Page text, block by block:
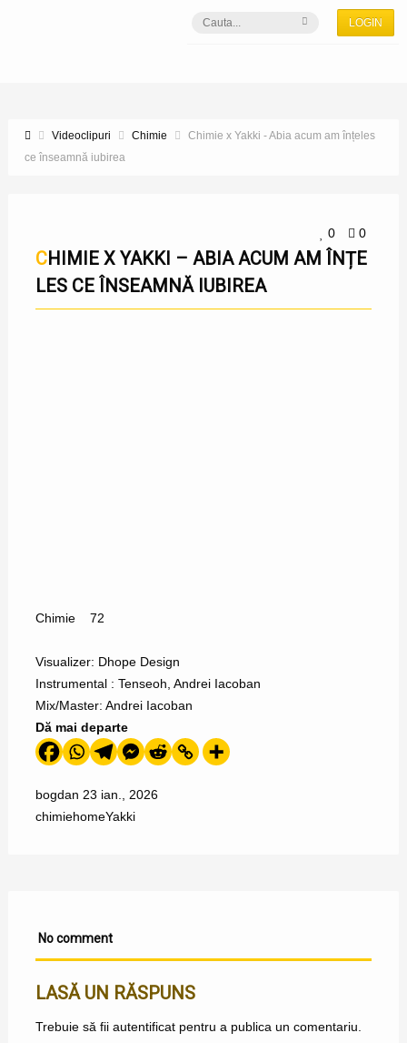
LOGIN
Videoclipuri Chimie
Chimie x Yakki - Abia acum am înțeles
ce înseamnă iubirea
0 0
CHIMIE X YAKKI – ABIA ACUM AM ÎNȚE
LES CE ÎNSEAMNĂ IUBIREA
Chimie 72
Visualizer: Dhope Design
Instrumental : Tenseoh, Andrei Iacoban
Mix/Master: Andrei Iacoban
Dă mai departe
bogdan 23 ian., 2026
chimiehomeYakki
No comment
LASĂ UN RĂSPUNS
Trebuie să fii autentificatpentru a publica un comentariu.